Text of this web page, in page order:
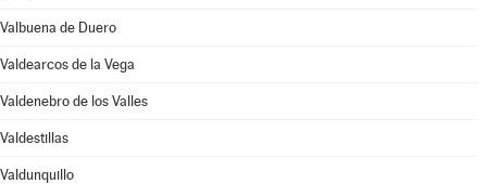
Valbuena de Duero
Valdearcos de la Vega
Valdenebro de los Valles
Valdestillas
Valdunquillo